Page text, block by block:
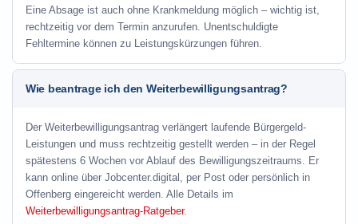
Eine Absage ist auch ohne Krankmeldung möglich – wichtig ist,
rechtzeitig vor dem Termin anzurufen. Unentschuldigte
Fehltermine können zu Leistungskürzungen führen.
Wie beantrage ich den Weiterbewilligungsantrag?
Der Weiterbewilligungsantrag verlängert laufende Bürgergeld-
Leistungen und muss rechtzeitig gestellt werden – in der Regel
spätestens 6 Wochen vor Ablauf des Bewilligungszeitraums. Er
kann online über Jobcenter.digital, per Post oder persönlich in
Offenberg eingereicht werden. Alle Details im
Weiterbewilligungsantrag-Ratgeber.